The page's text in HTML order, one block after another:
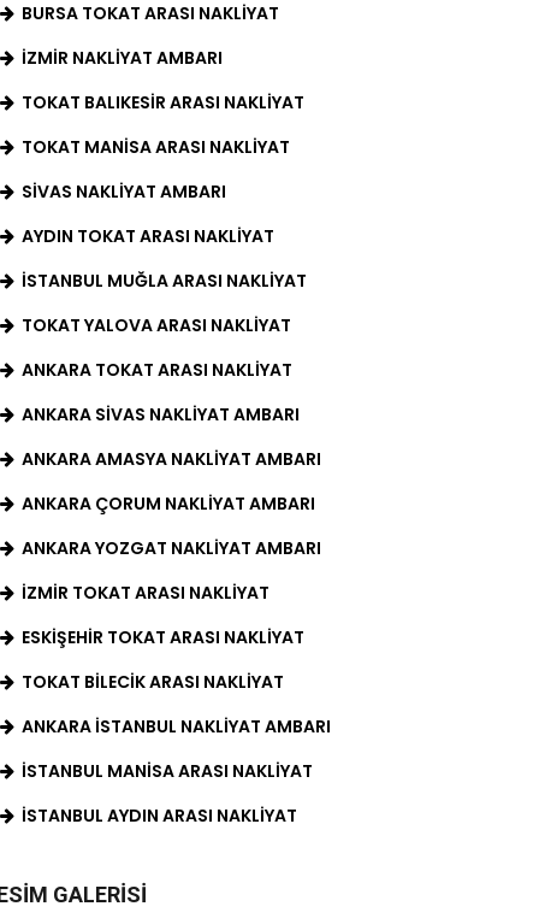
BURSA TOKAT ARASI NAKLIYAT
IZMIR NAKLIYAT AMBARI
TOKAT BALIKESIR ARASI NAKLIYAT
TOKAT MANISA ARASI NAKLIYAT
SIVAS NAKLIYAT AMBARI
AYDIN TOKAT ARASI NAKLIYAT
İSTANBUL MUĞLA ARASI NAKLIYAT
TOKAT YALOVA ARASI NAKLIYAT
ANKARA TOKAT ARASI NAKLIYAT
ANKARA SIVAS NAKLIYAT AMBARI
ANKARA AMASYA NAKLIYAT AMBARI
ANKARA ÇORUM NAKLIYAT AMBARI
ANKARA YOZGAT NAKLIYAT AMBARI
İZMIR TOKAT ARASI NAKLIYAT
ESKIŞEHIR TOKAT ARASI NAKLIYAT
TOKAT BILECIK ARASI NAKLIYAT
ANKARA İSTANBUL NAKLIYAT AMBARI
İSTANBUL MANISA ARASI NAKLIYAT
İSTANBUL AYDIN ARASI NAKLIYAT
GALERISI